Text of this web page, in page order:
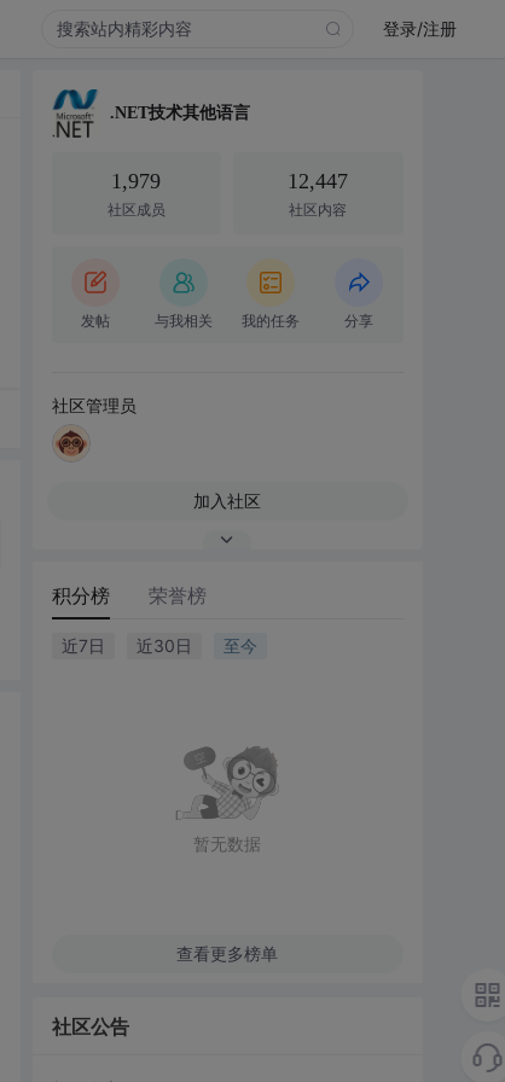
登录/注册
.NET技术其他语言
1,979
社区成员
12,447
社区内容
发帖 与我相关 我的任务 分享
社区管理员
加入社区
积分榜 荣誉榜
近7日 近30日 至今
暂无数据
查看更多榜单
社区公告